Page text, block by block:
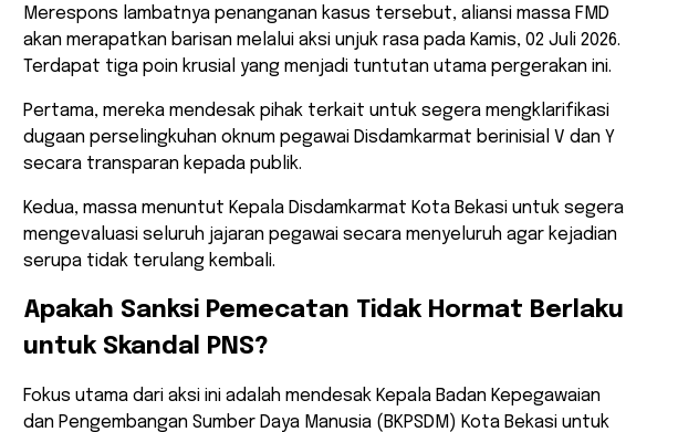
​Merespons lambatnya penanganan kasus tersebut, aliansi massa FMD
akan merapatkan barisan melalui aksi unjuk rasa pada Kamis, 02 Juli 2026.
Terdapat tiga poin krusial yang menjadi tuntutan utama pergerakan ini.
​Pertama, mereka mendesak pihak terkait untuk segera mengklarifikasi
dugaan perselingkuhan oknum pegawai Disdamkarmat berinisial V dan Y
secara transparan kepada publik.
Kedua, massa menuntut Kepala Disdamkarmat Kota Bekasi untuk segera
mengevaluasi seluruh jajaran pegawai secara menyeluruh agar kejadian
serupa tidak terulang kembali.
​Apakah Sanksi Pemecatan Tidak Hormat Berlaku
untuk Skandal PNS?
​Fokus utama dari aksi ini adalah mendesak Kepala Badan Kepegawaian
dan Pengembangan Sumber Daya Manusia (BKPSDM) Kota Bekasi untuk